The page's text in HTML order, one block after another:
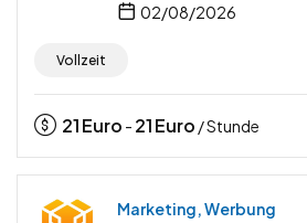
02/08/2026
Vollzeit
21Euro - 21Euro / Stunde
Marketing, Werbung